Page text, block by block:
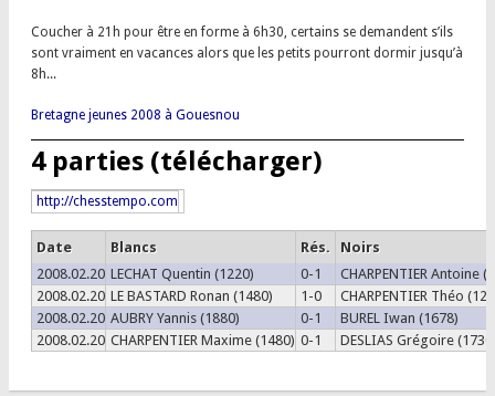
Coucher à 21h pour être en forme à 6h30, certains se demandent s’ils
sont vraiment en vacances alors que les petits pourront dormir jusqu’à
8h...
Bretagne jeunes 2008 à Gouesnou
4 parties (télécharger)
http://chesstempo.com
Date Blancs Rés.
Noirs
2008.02.20 LECHAT Quentin (1220) 0-1
CHARPENTIER Antoine
2008.02.20 LE BASTARD Ronan (1480) 1-0
CHARPENTIER Théo
2008.02.20 AUBRY Yannis (1880) 0-1
BUREL Iwan (1678)
2008.02.20 CHARPENTIER Maxime (1480) 0-1 DESLIAS Grégoire